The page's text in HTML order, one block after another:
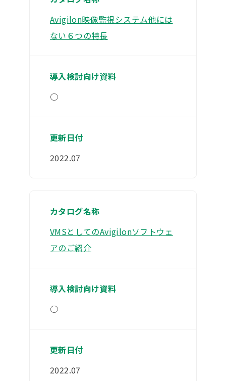
Avigilon映像監視システム他には
ない６つの特長
○
2022.07
VMSとしてのAvigilonソフトウェ
アのご紹介
○
2022.07